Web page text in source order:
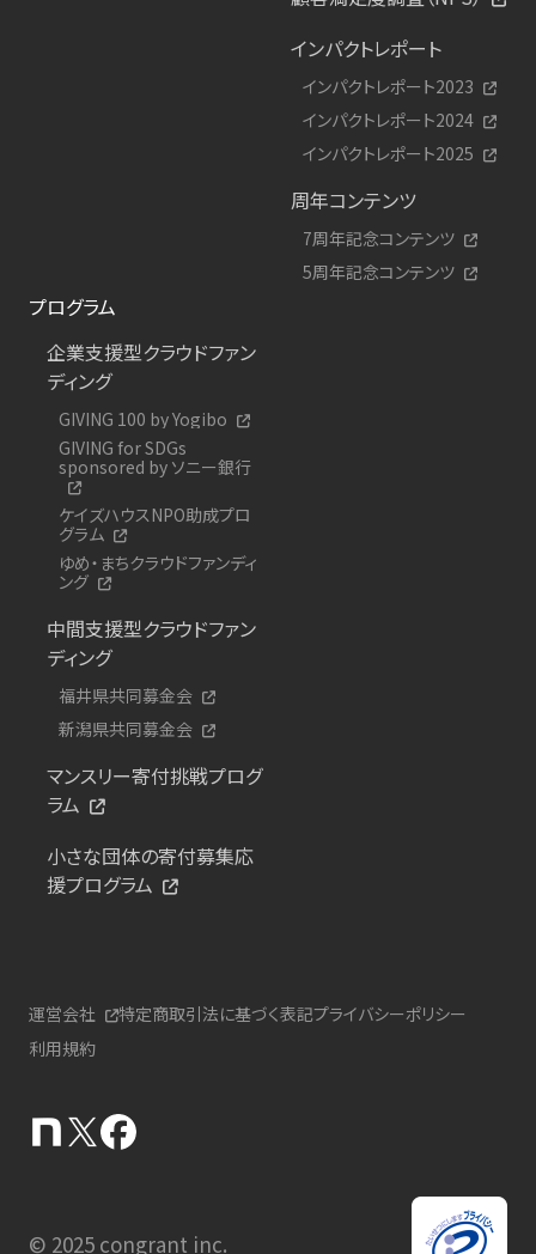
インパクトレポート
インパクトレポート2023
インパクトレポート2024
インパクトレポート2025
周年コンテンツ
7周年記念コンテンツ
5周年記念コンテンツ
プログラム
企業支援型クラウドファン
ディング
GIVING 100 by Yogibo
GIVING for SDGs
sponsored by ソニー銀行
ケイズハウスNPO助成プロ
グラム
ゆめ・まちクラウドファンディ
ング
中間支援型クラウドファン
ディング
福井県共同募金会
新潟県共同募金会
マンスリー寄付挑戦プログ
ラム
小さな団体の寄付募集応
援プログラム
運営会社 特定商取引法に基づく表記プライバシーポリシー
利用規約
© 2025 congrant inc.